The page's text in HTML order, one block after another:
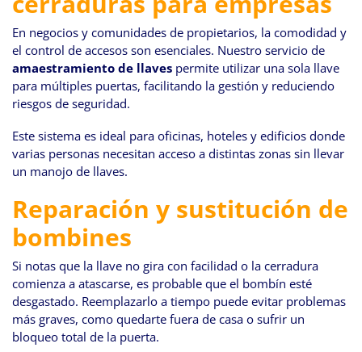
En negocios y comunidades de propietarios, la comodidad y
el control de accesos son esenciales. Nuestro servicio de
amaestramiento de llaves permite utilizar una sola llave
para múltiples puertas, facilitando la gestión y reduciendo
riesgos de seguridad.
Este sistema es ideal para oficinas, hoteles y edificios donde
varias personas necesitan acceso a distintas zonas sin llevar
un manojo de llaves.
Reparación y sustitución de
bombines
Si notas que la llave no gira con facilidad o la cerradura
comienza a atascarse, es probable que el bombín esté
desgastado. Reemplazarlo a tiempo puede evitar problemas
más graves, como quedarte fuera de casa o sufrir un
bloqueo total de la puerta.